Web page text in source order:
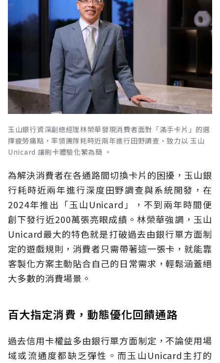
玉山銀行資深副總經理林榮華發現消費者面對「滿手卡片」的選
擇疲勞痛點，率領團隊耗時近兩年進行田野調查，致力以 玉山
Unicard 讓刷卡體驗化繁為簡 。
為解決消費者在各通路間切換卡片的困擾，玉山銀
行耗時近兩年進行深度田野調查與系統開發，在
2024年推出「玉山Unicard」，不到兩年時間便
創下發行近200萬張亮眼成績。林榮華強調，玉山
Unicard最大的特色就是打破過去由銀行單方面制
定的遊戲規則，消費者只需帶著這一張卡，就能靠
客製化方案主動貼合自己的日常需求，輕鬆涵蓋絕
大多數的消費場景。
百大指定消費，動態優化回饋通路
過去信用卡權益多由銀行單方面制定，不論使用場
域或流通度都缺乏彈性。而玉山Unicard主打的